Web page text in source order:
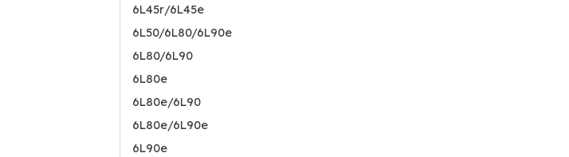
6L45r/6L45e
6L50/6L80/6L90e
6L80/6L90
6L80e
6L80e/6L90
6L80e/6L90e
6L90e